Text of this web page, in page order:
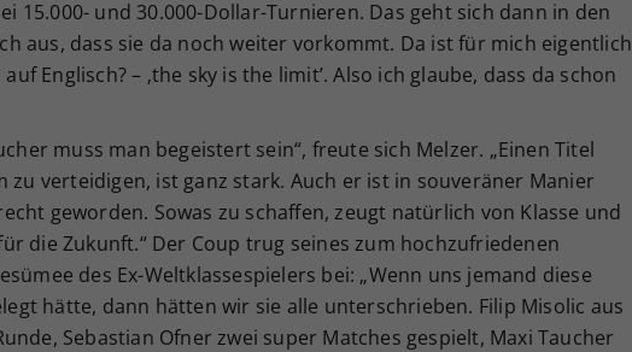
15.000- und 30.000-Dollar-Turnieren. Das geht sich dann in den
aus, dass sie da noch weiter vorkommt. Da ist für mich eigentlich
Englisch? – ‚the sky is the limit’. Also ich glaube, dass da schon
muss man begeistert sein“, freute sich Melzer. „Einen Titel
zu verteidigen, ist ganz stark. Auch er ist in souveräner Manier
geworden. Sowas zu schaffen, zeugt natürlich von Klasse und
die Zukunft.“ Der Coup trug seines zum hochzufriedenen
des Ex-Weltklassespielers bei: „Wenn uns jemand diese
hätte, dann hätten wir sie alle unterschrieben. Filip Misolic aus
Sebastian Ofner zwei super Matches gespielt, Maxi Taucher